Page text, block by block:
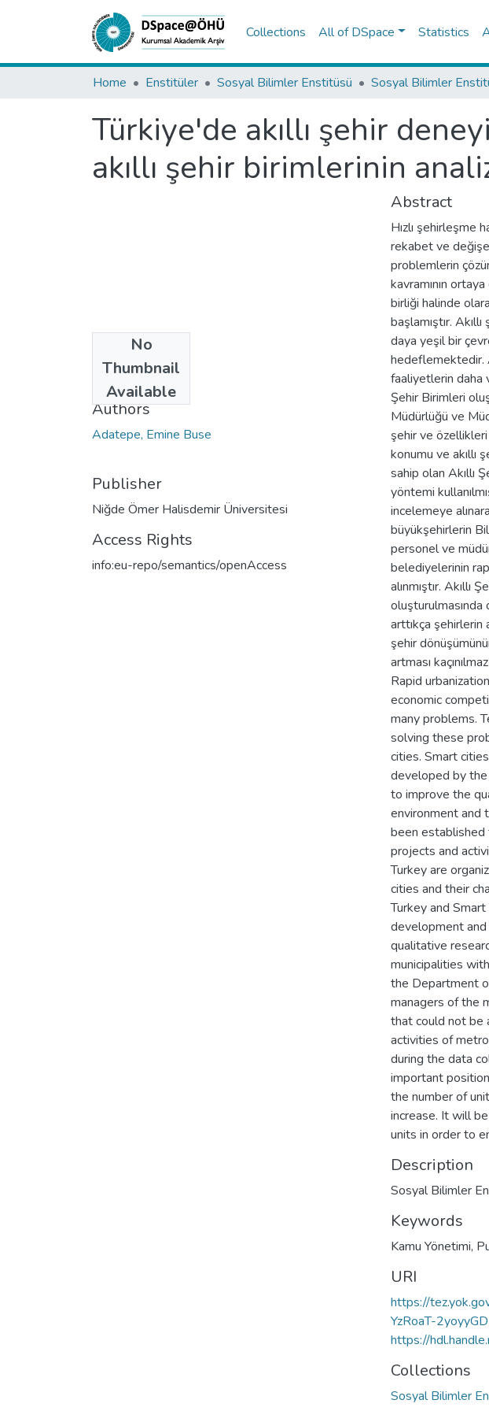
Collections All of DSpace Statistics
Home Enstitüler Sosyal Bilimler Enstitüsü
Türkiye'de akıllı şehir
akıllı şehir birimlerinin
No
Thumbnail
Available
2024
Authors
Adatepe, Emine Buse
Publisher
Niğde Ömer Halisdemir Üniversitesi
Access Rights
info:eu-repo/semantics/openAccess
Abstract
Hızlı şehirleşme
rekabet ve
problemlerin
kavramının
birliği halinde
başlamıştır.
daya yeşil bir
hedeflemektedir.
faaliyetlerin daha
Şehir Birimleri
Müdürlüğü ve
şehir ve özellikleri
konumu ve akıllı
sahip olan Akıllı
yöntemi
incelemeye
büyükşehirlerin
personel ve
belediyelerinin
alınmıştır. Akıllı
oluşturulmasında
arttıkça şehirlerin
şehir
artması
Rapid
economic
many problems.
solving these
cities. Smart
developed by the
to improve the
environment and
been
projects and
Turkey are
cities and their
Turkey and
development
qualitative
municipalities
the Department
managers of the
that could not be
activities of
during the data
important
the number of
increase. It will
units in order to
Description
Sosyal Bilimler
Keywords
Kamu Yönetimi,
URI
https://
YzRoaT-
https://
Collections
Sosyal Bilimler